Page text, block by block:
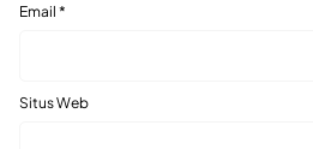
Email *
Situs Web